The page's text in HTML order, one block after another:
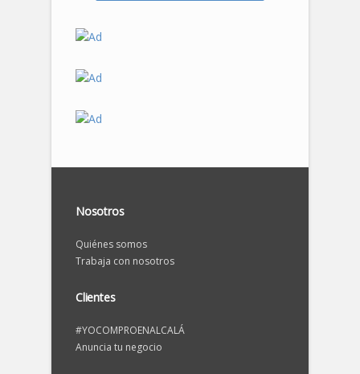
Nosotros
Quiénes somos
Trabaja con nosotros
Clientes
#YOCOMPROENALCALÁ
Anuncia tu negocio